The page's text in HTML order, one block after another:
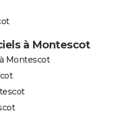
à Montescot
Montescot